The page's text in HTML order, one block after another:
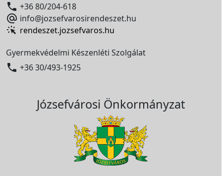
 +36 80/204-618
 info@jozsefvarosirendeszet.hu
rendeszet.jozsefvaros.hu
Gyermekvédelmi Készenléti Szolgálat
 +36 30/493-1925
Józsefvárosi Önkormányzat